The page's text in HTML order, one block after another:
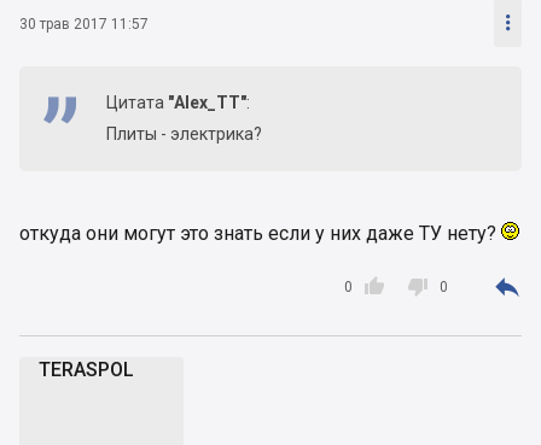
30 трав 2017 11:57 
Цитата "Alex_TT":
Плиты - электрика?
откуда они могут это знать если у них даже ТУ нету?

0  0 
TERASPOL